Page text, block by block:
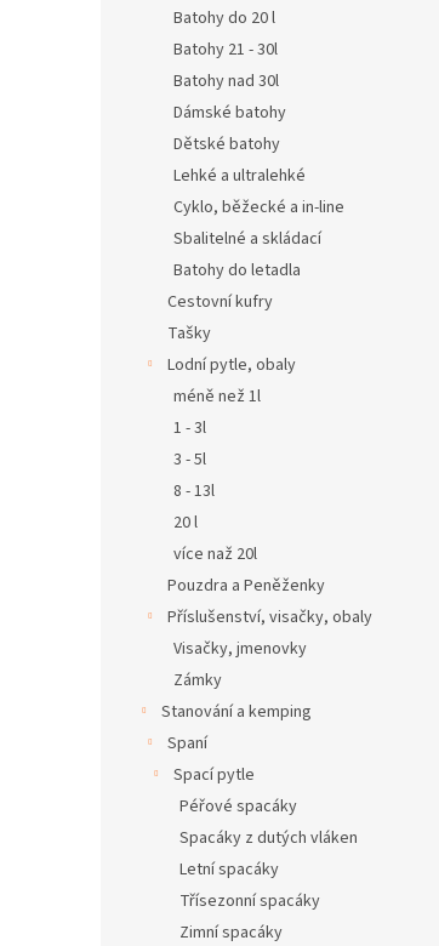
Batohy do 20 l
Batohy 21 - 30l
Batohy nad 30l
Dámské batohy
Dětské batohy
Lehké a ultralehké
Cyklo, běžecké a in-line
Sbalitelné a skládací
Batohy do letadla
Cestovní kufry
Tašky
Lodní pytle, obaly
méně než 1l
1 - 3l
3 - 5l
8 - 13l
20 l
více naž 20l
Pouzdra a Peněženky
Příslušenství, visačky, obaly
Visačky, jmenovky
Zámky
Stanování a kemping
Spaní
Spací pytle
Péřové spacáky
Spacáky z dutých vláken
Letní spacáky
Třísezonní spacáky
Zimní spacáky